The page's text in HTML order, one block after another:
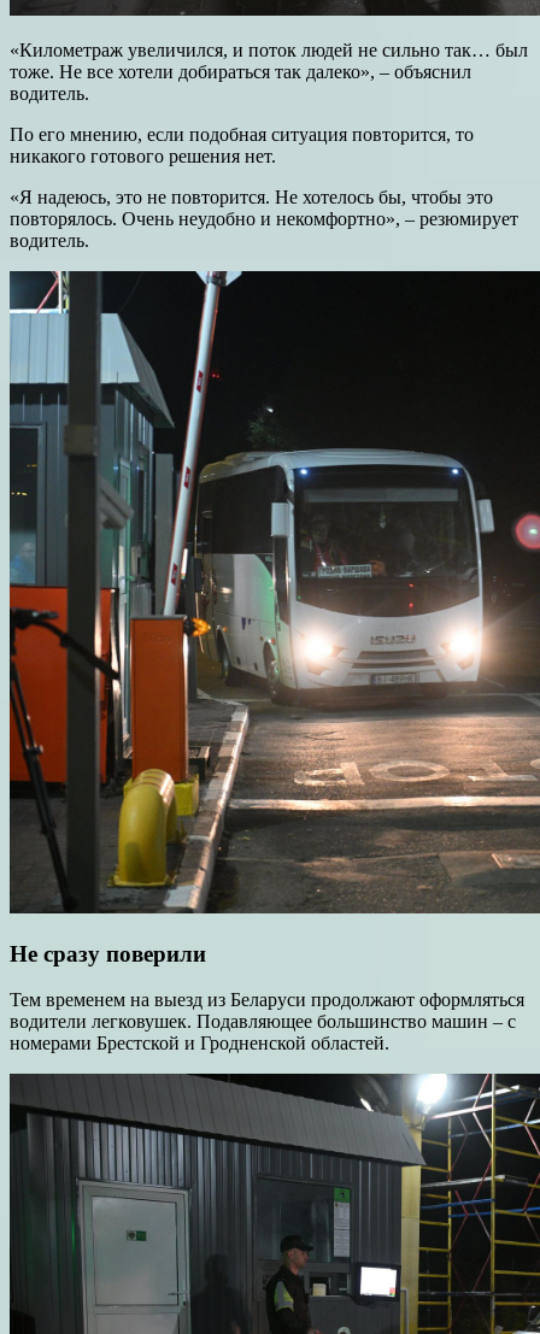
«Километраж увеличился, и поток людей не сильно так… был
тоже. Не все хотели добираться так далеко», – объяснил
водитель.
По его мнению, если подобная ситуация повторится, то
никакого готового решения нет.
«Я надеюсь, это не повторится. Не хотелось бы, чтобы это
повторялось. Очень неудобно и некомфортно», – резюмирует
водитель.
Не сразу поверили
Тем временем на выезд из Беларуси продолжают оформляться
водители легковушек. Подавляющее большинство машин – с
номерами Брестской и Гродненской областей.